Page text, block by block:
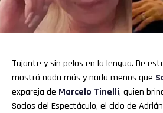
Tajante y sin pelos en la lengua. De
mostró nada más y nada menos que
expareja de Marcelo Tinelli, quien
Socios del Espectáculo, el ciclo de